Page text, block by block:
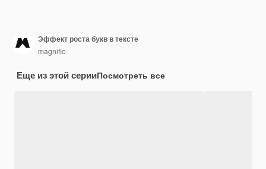
Эффект роста букв в тексте
magnific
Еще из этой серииПосмотреть все